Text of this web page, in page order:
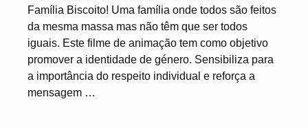
Família Biscoito! Uma família onde todos são feitos
da mesma massa mas não têm que ser todos
iguais. Este filme de animação tem como objetivo
promover a identidade de género. Sensibiliza para
a importância do respeito individual e reforça a
mensagem …